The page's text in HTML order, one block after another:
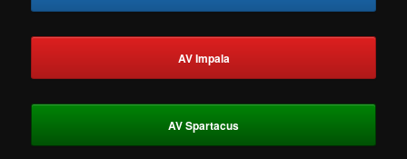
AV Impala
AV Spartacus